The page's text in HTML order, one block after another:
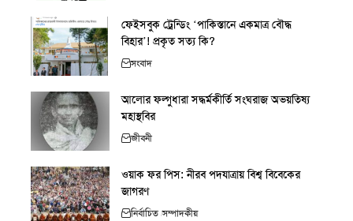
ফেইসবুক ট্রেন্ডিং ‘পাকিস্তানে একমাত্র বৌদ্ধ
বিহার’! প্রকৃত সত্য কি?
সংবাদ
আলোর ফল্গুধারা সদ্ধর্মকীর্তি সংঘরাজ অভয়তিষ্য
মহাস্থবির
জীবনী
ওয়াক ফর পিস: নীরব পদযাত্রায় বিশ্ব বিবেকের
জাগরণ
নির্বাচিত সম্পাদকীয়